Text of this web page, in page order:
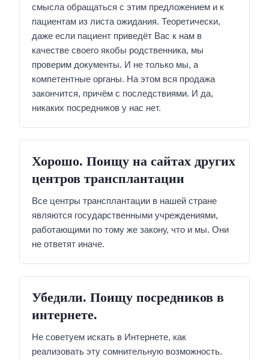
смысла обращаться с этим предложением и к
пациентам из листа ожидания. Теоретически,
даже если пациент приведёт Вас к нам в
качестве своего якобы родственника, мы
проверим документы. И не только мы, а
компетентные органы. На этом вся продажа
закончится, причём с последствиями. И да,
никаких посредников у нас нет.
Хорошо. Поищу на сайтах других
центров трансплантации
Все центры трансплантации в нашей стране
являются государственными учреждениями,
работающими по тому же закону, что и мы. Они
не ответят иначе.
Убедили. Поищу посредников в
интернете.
Не советуем искать в Интернете, как
реализовать эту сомнительную возможность.